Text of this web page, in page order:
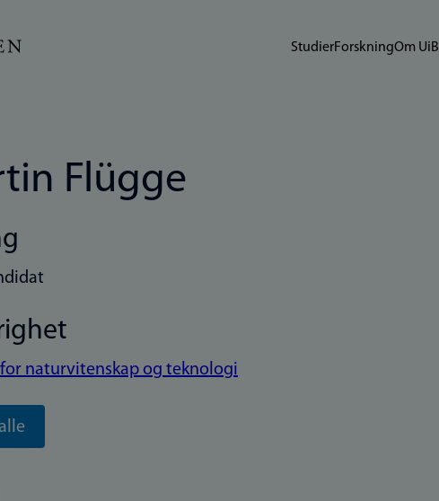
StudierForskningOm UiB
Flügge
naturvitenskap og teknologi